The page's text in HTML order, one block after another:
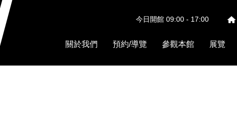
今日開館 09:00 - 17:00
關於我們 預約/導覽 參觀本館 展覽